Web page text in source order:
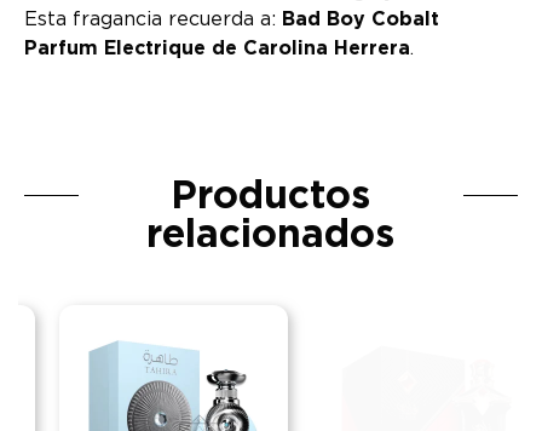
Esta fragancia recuerda a: Bad Boy Cobalt
Parfum Electrique de Carolina Herrera.
Productos
relacionados